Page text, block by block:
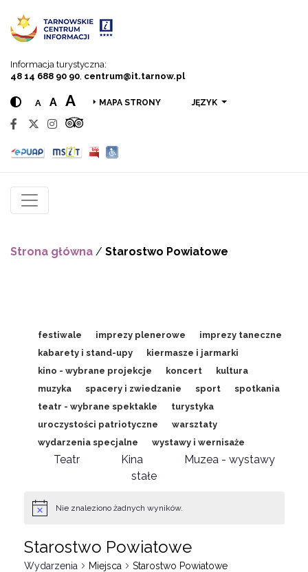
Informacja turystyczna:
48 14 688 90 90 centrum@it.tarnow.pl
A A A MAPA STRONY JĘZYK
Strona główna / Starostwo Powiatowe
festiwale imprezy plenerowe
imprezy taneczne
kabarety i stand-upy
kiermasze i jarmarki
kino - wybrane projekcje
koncert
kultura
muzyka
spacery i zwiedzanie sport
spotkania
teatr - wybrane spektakle
turystyka
uroczystości patriotyczne
warsztaty
wydarzenia specjalne
wystawy i wernisaże
Teatr Kina
Muzea - wystawy
stałe
Nie znaleziono żadnych wyników.
Starostwo Powiatowe
Wydarzenia Miejsca Starostwo Powiatowe